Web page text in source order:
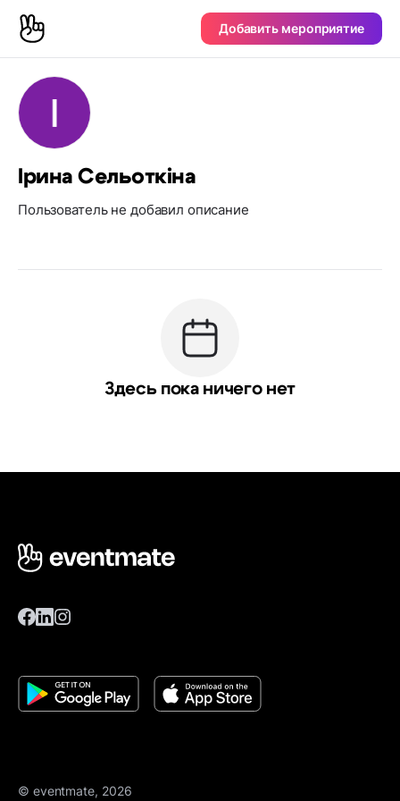
Добавить мероприятие
Ірина Сельоткіна
Пользователь не добавил описание
Здесь пока ничего нет
© eventmate, 2026